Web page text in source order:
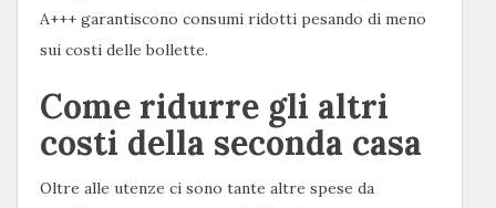
A+++ garantiscono consumi ridotti pesando di meno
sui costi delle bollette.
Come ridurre gli altri
costi della seconda casa
Oltre alle utenze ci sono tante altre spese da